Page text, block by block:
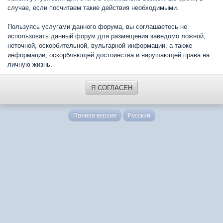
случае, если посчитаем такие действия необходимыми.
Пользуясь услугами данного форума, вы соглашаетесь не
использовать данный форум для размещения заведомо ложной,
неточной, оскорбительной, вульгарной информации, а также
информации, оскорбляющей достоинства и нарушающей права на
личную жизнь.
Я СОГЛАСЕН
Полная версия Русский